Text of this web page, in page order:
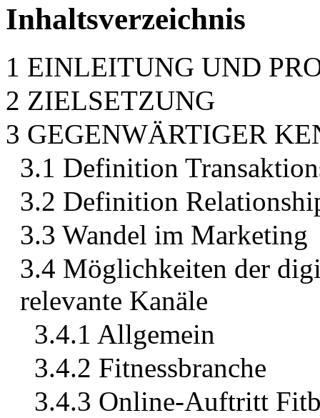
Inhaltsverzeichnis
1 EINLEITUNG UND
2 ZIELSETZUNG
3 GEGENWÄRTIGER
3.1 Definition
3.2 Definition
3.3 Wandel im Marketing
3.4 Möglichkeiten der
relevante Kanäle
3.4.1 Allgemein
3.4.2 Fitnessbranche
3.4.3 Online-Auftritt